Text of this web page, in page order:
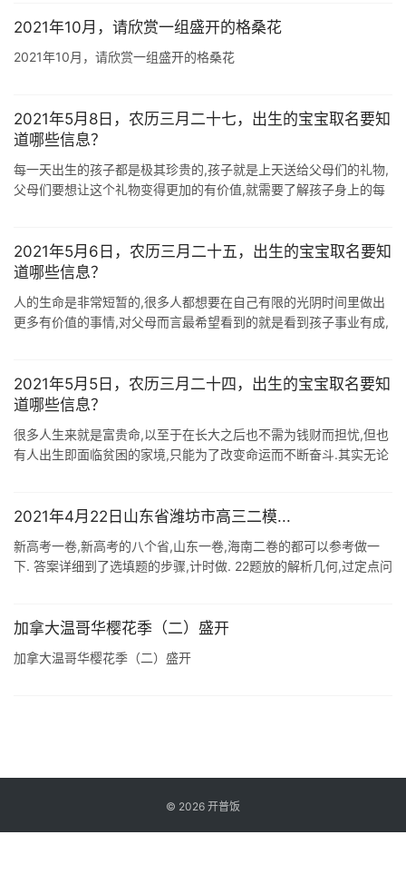
2021年10月，请欣赏一组盛开的格桑花
2021年10月，请欣赏一组盛开的格桑花
2021年5月8日，农历三月二十七，出生的宝宝取名要知
道哪些信息？
每一天出生的孩子都是极其珍贵的,孩子就是上天送给父母们的礼物,
父母们要想让这个礼物变得更加的有价值,就需要了解孩子身上的每
2021年5月6日，农历三月二十五，出生的宝宝取名要知
道哪些信息？
人的生命是非常短暂的,很多人都想要在自己有限的光阴时间里做出
更多有价值的事情,对父母而言最希望看到的就是看到孩子事业有成,
2021年5月5日，农历三月二十四，出生的宝宝取名要知
道哪些信息？
很多人生来就是富贵命,以至于在长大之后也不需为钱财而担忧,但也
有人出生即面临贫困的家境,只能为了改变命运而不断奋斗.其实无论
2021年4月22日山东省潍坊市高三二模...
新高考一卷,新高考的八个省,山东一卷,海南二卷的都可以参考做一
下. 答案详细到了选填题的步骤,计时做. 22题放的解析几何,过定点问
加拿大温哥华樱花季（二）盛开
加拿大温哥华樱花季（二）盛开
© 2026 开普饭